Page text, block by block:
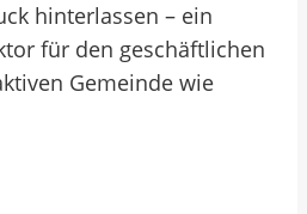
hinterlassen – ein
für den geschäftlichen
Gemeinde wie